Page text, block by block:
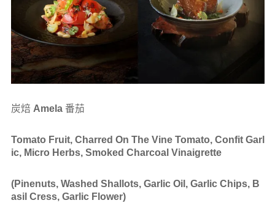
炭焙 Amela 番茄
Tomato Fruit, Charred On The Vine Tomato, Confit Garl
ic, Micro Herbs, Smoked Charcoal Vinaigrette
(Pinenuts, Washed Shallots, Garlic Oil, Garlic Chips, B
asil Cress, Garlic Flower)